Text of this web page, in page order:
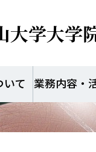
大学大学
いて 業務内容・